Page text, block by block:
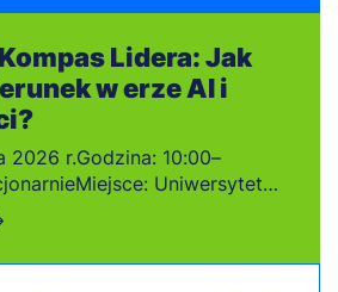
Lidera: Jak
w erze AI i
2026 r.Godzina: 10:00–
Uniwersytet